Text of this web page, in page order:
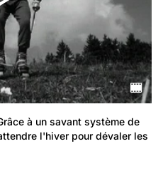
à un savant système de
l'hiver pour dévaler les